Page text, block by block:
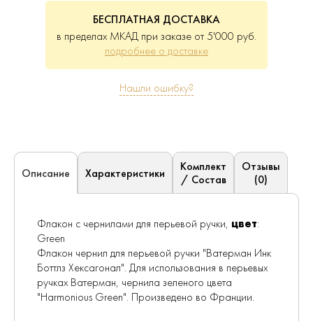
БЕСПЛАТНАЯ ДОСТАВКА
в пределах МКАД при заказе от 5'000 руб.
подробнее о доставке
Нашли ошибку?
Описание Характеристики
Комплект
/ Состав
Отзывы
(0)
Флакон с чернилами для перьевой ручки, цвет:
Green
Флакон чернил для перьевой ручки "Ватерман Инк
Боттлз Хексагонал". Для использования в перьевых
ручках Ватерман, чернила зеленого цвета
"Harmonious Green". Произведено во Франции.